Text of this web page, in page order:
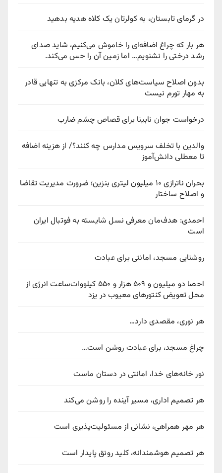
در گرمای تابستان، به کولرتان یک کلاه هدیه بدهید
هر بار که چراغ اضافه‌ای را خاموش می‌کنیم، شاید صدای
رشد درختی را نشنویم… اما زمین آن را حس می‌کند.
بدون اصلاح سیاست‌های کلان، بانک مرکزی به تنهایی قادر
به مهار تورم نیست
درخواست جوان نابینا برای قصاص چشم ضارب
والدین با تخلف سرویس مدارس چه کنند؟/ از هزینه اضافه
تا معطلی دانش‌آموز
بحران ناترازی ۱۰ میلیون لیتری بنزین؛ ضرورت مدیریت تقاضا
و اصلاح ساختار
احمدی: هدف‌مان معرفی نسل شایسته به فوتبال ایران
است
روشنایی مسجد، امانتی برای عبادت
احصا دو میلیون و ۵۰۹ هزار و ۵۵۰ کیلووات‌ساعت انرژی از
محل تعویض کنتورهای معیوب در یزد
هر نوری، مقصدی دارد…
چراغ مسجد، برای عبادت روشن است…
نور خانه‌های خدا، امانتی در دستان ماست
هر تصمیم اداری، مسیر آینده را روشن می‌کند
هر مهر همراهی، نشانی از مسئولیت‌پذیری است
هر تصمیم هوشمندانه، کلید رونق پایدار است